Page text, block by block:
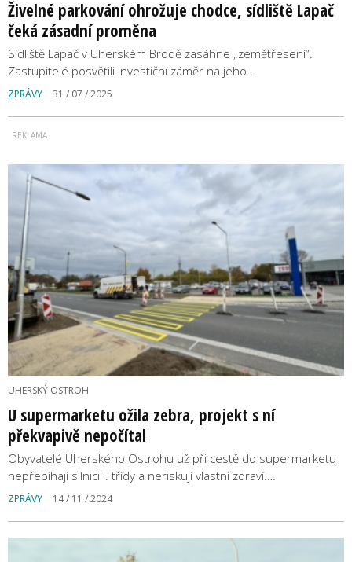
Živelné parkování ohrožuje chodce, sídliště Lapač
čeká zásadní proměna
Sídliště Lapač v Uherském Brodě zasáhne „zemětřesení“.
Zastupitelé posvětili investiční záměr na jeho…
ZPRÁVY 31 / 07 / 2025
UHERSKÝ OSTROH
U supermarketu ožila zebra, projekt s ní
překvapivě nepočítal
Obyvatelé Uherského Ostrohu už při cestě do supermarketu
nepřebíhají silnici I. třídy a neriskují vlastní zdraví.…
ZPRÁVY 14 / 11 / 2024